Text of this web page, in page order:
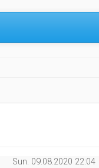
Sun. 09.08.2020 22:04